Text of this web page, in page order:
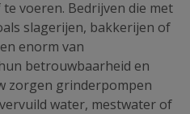
voeren. Bedrijven die met
slagerijen, bakkerijen of
enorm van
betrouwbaarheid en
zorgen grinderpompen
water, mestwater of